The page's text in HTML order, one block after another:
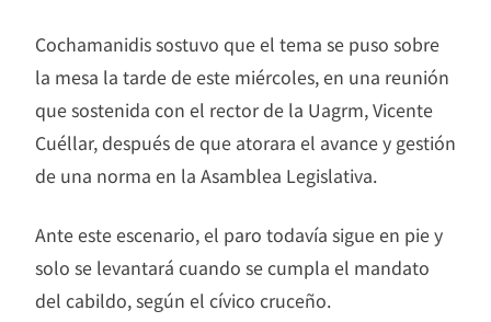
Cochamanidis sostuvo que el tema se puso sobre
la mesa la tarde de este miércoles, en una reunión
que sostenida con el rector de la Uagrm, Vicente
Cuéllar, después de que atorara el avance y gestión
de una norma en la Asamblea Legislativa.
Ante este escenario, el paro todavía sigue en pie y
solo se levantará cuando se cumpla el mandato
del cabildo, según el cívico cruceño.